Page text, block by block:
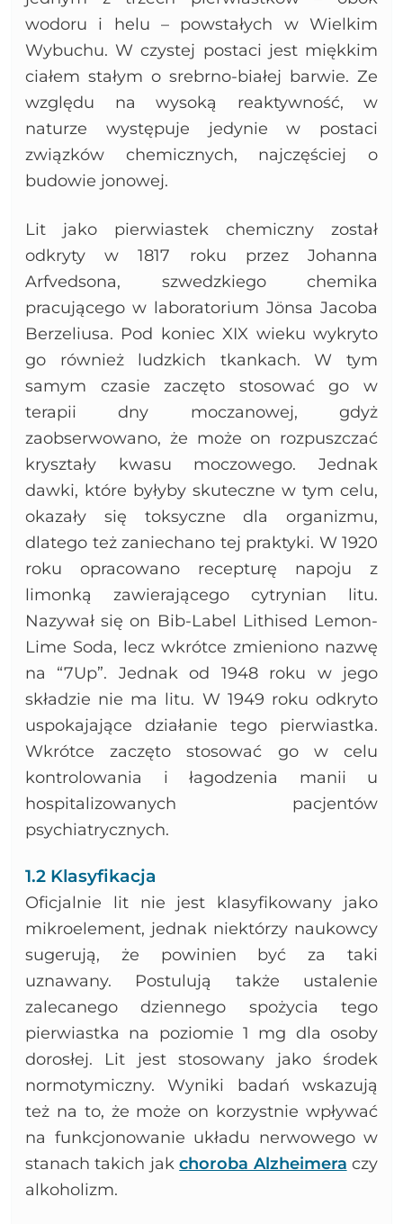
wodoru i helu – powstałych w Wielkim
Wybuchu. W czystej postaci jest miękkim
ciałem stałym o srebrno-białej barwie. Ze
względu na wysoką reaktywność, w
naturze występuje jedynie w postaci
związków chemicznych, najczęściej o
budowie jonowej.
Lit jako pierwiastek chemiczny został
odkryty w 1817 roku przez Johanna
Arfvedsona, szwedzkiego chemika
pracującego w laboratorium Jönsa Jacoba
Berzeliusa. Pod koniec XIX wieku wykryto
go również ludzkich tkankach. W tym
samym czasie zaczęto stosować go w
terapii dny moczanowej, gdyż
zaobserwowano, że może on rozpuszczać
kryształy kwasu moczowego. Jednak
dawki, które byłyby skuteczne w tym celu,
okazały się toksyczne dla organizmu,
dlatego też zaniechano tej praktyki. W 1920
roku opracowano recepturę napoju z
limonką zawierającego cytrynian litu.
Nazywał się on Bib-Label Lithised Lemon-
Lime Soda, lecz wkrótce zmieniono nazwę
na “7Up”. Jednak od 1948 roku w jego
składzie nie ma litu. W 1949 roku odkryto
uspokajające działanie tego pierwiastka.
Wkrótce zaczęto stosować go w celu
kontrolowania i łagodzenia manii u
hospitalizowanych pacjentów
psychiatrycznych.
1.2 Klasyfikacja
Oficjalnie lit nie jest klasyfikowany jako
mikroelement, jednak niektórzy naukowcy
sugerują, że powinien być za taki
uznawany. Postulują także ustalenie
zalecanego dziennego spożycia tego
pierwiastka na poziomie 1 mg dla osoby
dorosłej. Lit jest stosowany jako środek
normotymiczny. Wyniki badań wskazują
też na to, że może on korzystnie wpływać
na funkcjonowanie układu nerwowego w
stanach takich jakchoroba Alzheimera czy
alkoholizm.